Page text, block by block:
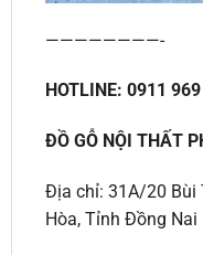
————————-
HOTLINE: 0911
ĐỒ GỖ NỘI THẤT
Địa chỉ: 31A/20 Bùi
Hòa, Tỉnh Đồng Nai